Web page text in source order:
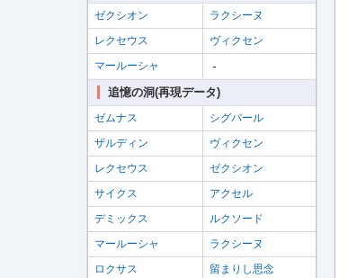
ゼクシオン
ラクシーヌ
レクセウス
ヴィクセン
マールーシャ
-
追憶の洞(再現データ)
ゼムナス
シグバール
ザルディン
ヴィクセン
レクセウス
ゼクシオン
サイクス
アクセル
デミックス
ルクソード
マールーシャ
ラクシーヌ
ロクサス
留まりし思念